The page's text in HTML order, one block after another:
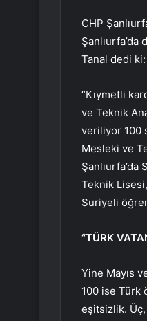
CHP
Tanal dedi ki:
“Kıymetli
ve Teknik
veriliyor 100
Mesleki ve
Teknik
Suriyeli
“TÜRK
Yine Mayıs
100 ise Türk
eşitsizlik.